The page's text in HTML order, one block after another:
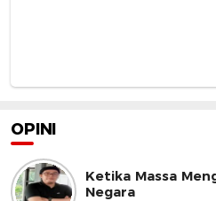
OPINI
Ketika Massa
Negara